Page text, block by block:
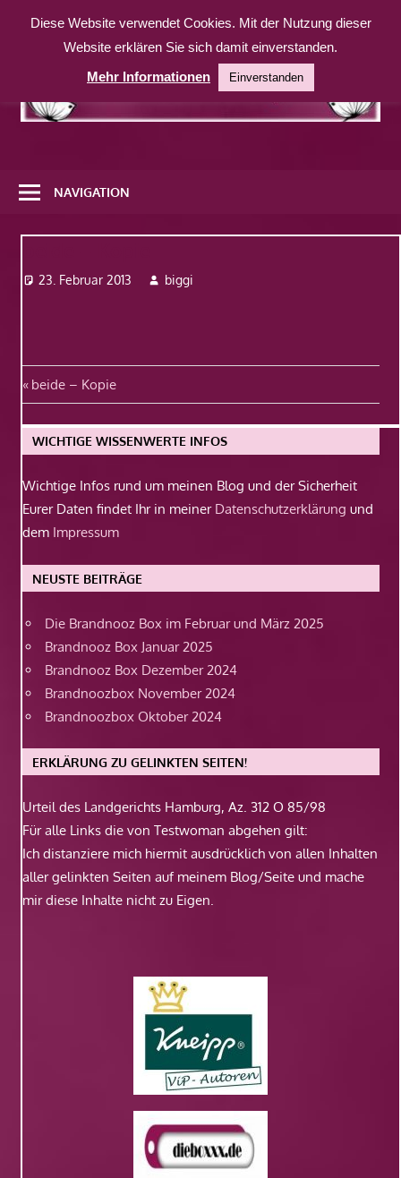
Inhalt
weitere
Website
NAVIGATION
23. Februar 2013 biggi
Beitragsnavigation
Vorheriger
Beitrag:
beide – Kopie
WICHTIGE WISSENWERTE INFOS
Wichtige Infos rund um meinen Blog und der Sicherheit
Eurer Daten findet Ihr in meiner Datenschutzerklärung und
dem Impressum
NEUSTE BEITRÄGE
Die Brandnooz Box im Februar und März 2025
Brandnooz Box Januar 2025
Brandnooz Box Dezember 2024
Brandnoozbox November 2024
Brandnoozbox Oktober 2024
ERKLÄRUNG ZU GELINKTEN SEITEN!
Urteil des Landgerichts Hamburg, Az. 312 O 85/98
Für alle Links die von Testwoman abgehen gilt:
Ich distanziere mich hiermit ausdrücklich von allen Inhalten
aller gelinkten Seiten auf meinem Blog/Seite und mache
mir diese Inhalte nicht zu Eigen.
Diese Website verwendet Cookies. Mit der Nutzung dieser
Website erklären Sie sich damit einverstanden.
Mehr Informationen
Einverstanden